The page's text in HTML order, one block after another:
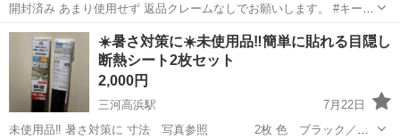
開封済み あまり使用せず 返品クレームなしでお願いします。 #キーホ
ルダー #花香水 #宝塚
愛知 高浜市 三河高浜駅 その他 キーホルダー
☀️暑さ対策に☀️未使用品‼️簡単に貼れる目隠し
断熱シート2枚セット
2,000円
三河高浜駅
7月22日
未使用品‼️ 暑さ対策に 寸法 写真参照 2枚 色 ブラック／シ